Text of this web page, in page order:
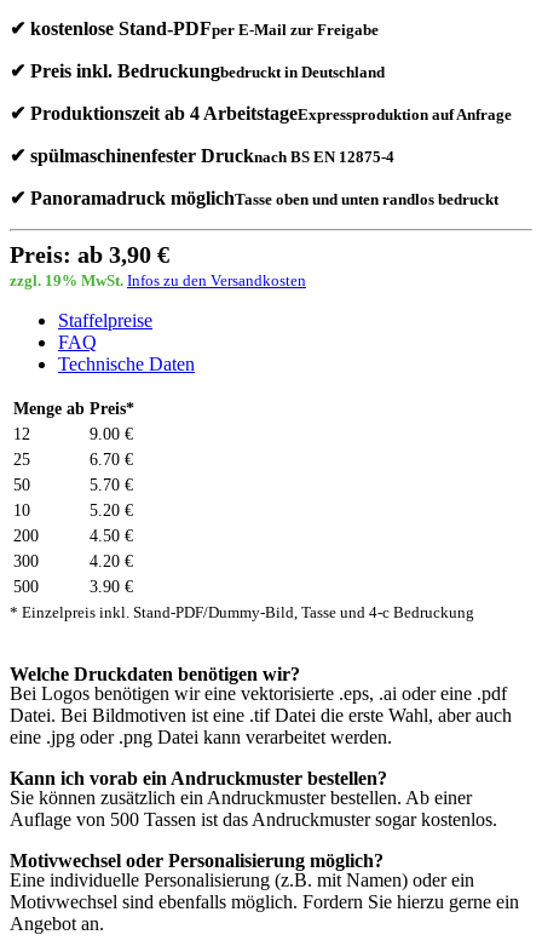
✔ kostenlose Stand-PDFper E-Mail zur Freigabe
✔ Preis inkl. Bedruckungbedruckt in Deutschland
✔ Produktionszeit ab 4 ArbeitstageExpressproduktion auf Anfrage
✔ spülmaschinenfester Drucknach BS EN 12875-4
✔ Panoramadruck möglichTasse oben und unten randlos bedruckt
Preis: ab 3,90 €
zzgl. 19% MwSt. Infos zu den Versandkosten
Staffelpreise
FAQ
Technische Daten
Menge ab Preis*
12
9.00 €
25
6.70 €
50
5.70 €
10
5.20 €
200
4.50 €
300
4.20 €
500
3.90 €
* Einzelpreis inkl. Stand-PDF/Dummy-Bild, Tasse und 4-c Bedruckung
Welche Druckdaten benötigen wir?
Bei Logos benötigen wir eine vektorisierte .eps, .ai oder eine .pdf
Datei. Bei Bildmotiven ist eine .tif Datei die erste Wahl, aber auch
eine .jpg oder .png Datei kann verarbeitet werden.
Kann ich vorab ein Andruckmuster bestellen?
Sie können zusätzlich ein Andruckmuster bestellen. Ab einer
Auflage von 500 Tassen ist das Andruckmuster sogar kostenlos.
Motivwechsel oder Personalisierung möglich?
Eine individuelle Personalisierung (z.B. mit Namen) oder ein
Motivwechsel sind ebenfalls möglich. Fordern Sie hierzu gerne ein
Angebot an.